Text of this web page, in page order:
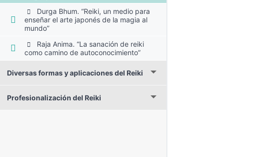
Durga Bhum. “Reiki, un medio para
enseñar el arte japonés de la magia al
mundo”
Raja Anima. “La sanación de reiki
como camino de autoconocimiento”
Diversas formas y aplicaciones del Reiki
Profesionalización del Reiki